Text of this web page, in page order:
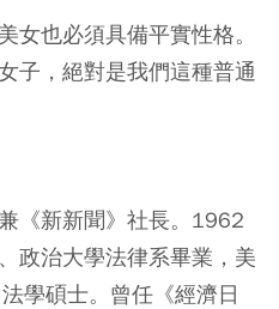
女也必須具備平實性格。
子，絕對是我們這種普通
《新新聞》社長。1962
政治大學法律系畢業，美
學碩士。曾任《經濟日